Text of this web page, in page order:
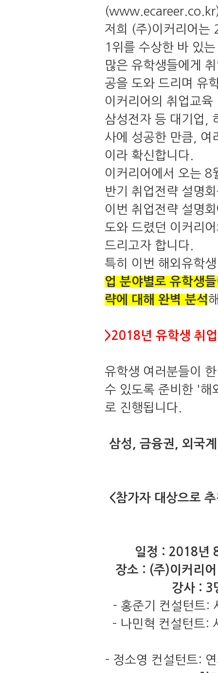
(www.ecareer.co.kr
저희
(주)이커리어는
1 위를 수상한 바 있
많은 유학생들에게
공을 도와 드리며 유
이커리어의 취업교
삼성전자 등 대기업
사에 성공한 만큼
여
이라 확신합니다
이커리어에서 오는 8
반기 취업전략 설명
이번 취업전략 설명
도와 드렸던 이커리
드리고자 합니다
특히 이번 해외유학
업 분야별로 유학생
략에 대해 완벽 분석
>2018년 유학생 취
유학생 여러분들이
수 있도록 준비한 '해
로 진행됩니다
삼성 , 금융권 , 외국
<참가자 대상으로
일정 : 2018년
장소 : (주)이커리
강사 : 3
- 홍준기 컨설턴트:
- 나민혁 컨설턴트:
- 정소영 컨설턴트: